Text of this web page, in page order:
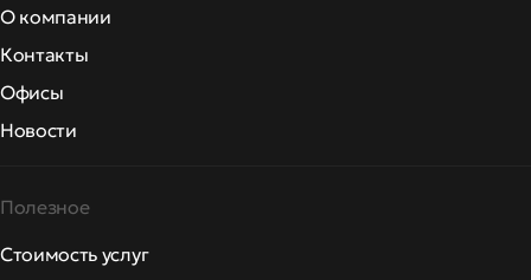
О компании
Контакты
Офисы
Новости
Полезное
Стоимость услуг